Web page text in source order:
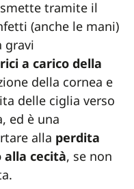
tramite il
(anche le mani)
gravi
a carico della
della cornea e
delle ciglia verso
ed è una
alla perdita
alla cecità, se non